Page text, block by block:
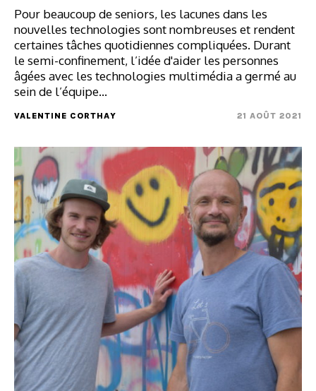
Pour beaucoup de seniors, les lacunes dans les
nouvelles technologies sont nombreuses et rendent
certaines tâches quotidiennes compliquées. Durant
le semi-confinement, l’idée d'aider les personnes
âgées avec les technologies multimédia a germé au
sein de l’équipe…
VALENTINE CORTHAY 21 AOÛT 2021